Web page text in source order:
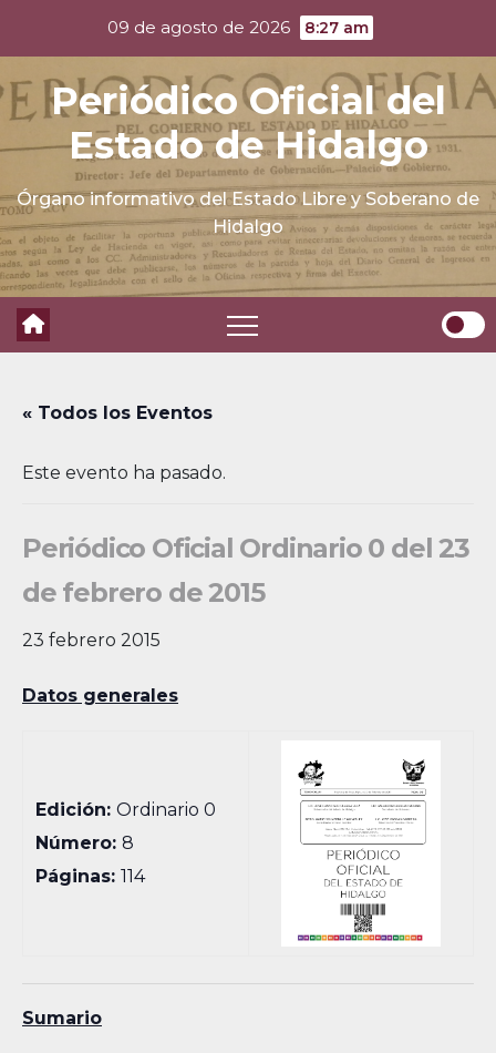
content
09 de agosto de 2026 8:27 am
Periódico Oficial del
Estado de Hidalgo
Órgano informativo del Estado Libre y Soberano de
Hidalgo
« Todos los Eventos
Este evento ha pasado.
Periódico Oficial Ordinario 0 del 23
de febrero de 2015
23 febrero 2015
Datos generales
Edición:Ordinario 0
Número:8
Páginas:114
Sumario